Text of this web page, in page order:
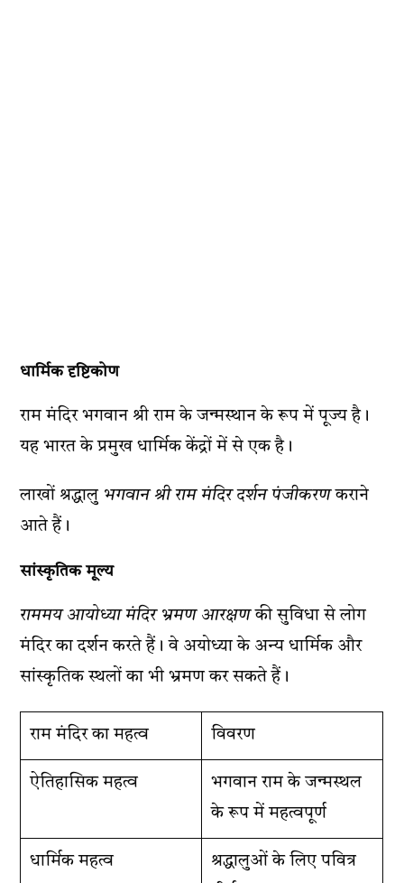
धार्मिक दृष्टिकोण
राम मंदिर भगवान श्री राम के जन्मस्थान के रूप में पूज्य है।
यह भारत के प्रमुख धार्मिक केंद्रों में से एक है।
लाखों श्रद्धालु भगवान श्री राम मंदिर दर्शन पंजीकरणकराने
आते हैं।
सांस्कृतिक मूल्य
राममय आयोध्या मंदिर भ्रमण आरक्षणकी सुविधा से लोग
मंदिर का दर्शन करते हैं। वे अयोध्या के अन्य धार्मिक और
सांस्कृतिक स्थलों का भी भ्रमण कर सकते हैं।
राम मंदिर का महत्व विवरण
ऐतिहासिक महत्व
भगवान राम के जन्मस्थल
के रूप में महत्वपूर्ण
धार्मिक महत्व
श्रद्धालुओं के लिए पवित्र